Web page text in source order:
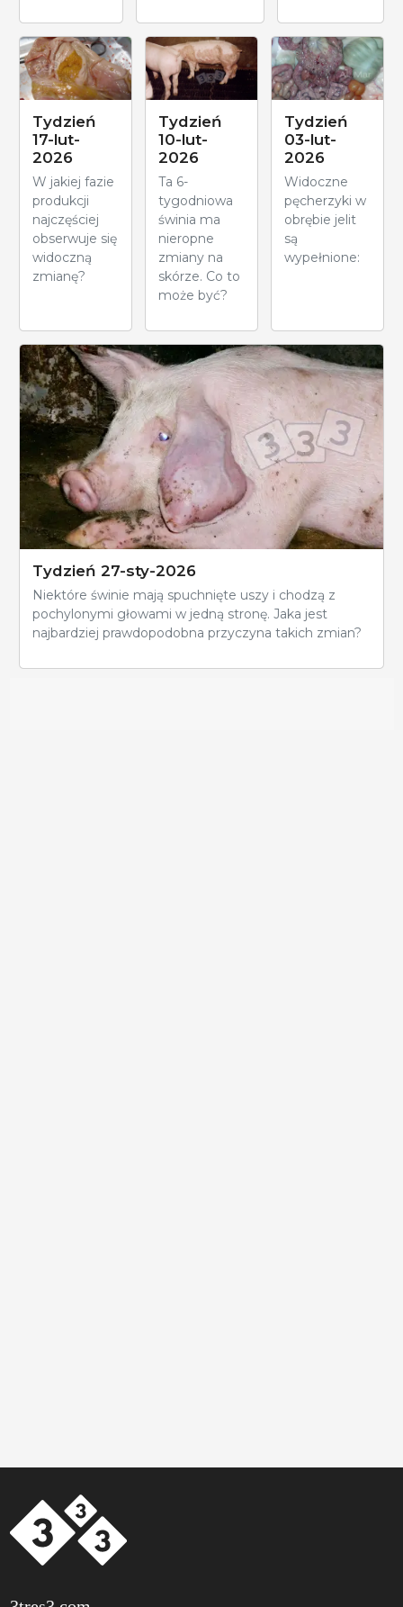
Tydzień
17-lut-
2026
W jakiej fazie
produkcji
najczęściej
obserwuje się
widoczną
zmianę?
Tydzień
10-lut-
2026
Ta 6-
tygodniowa
świnia ma
nieropne
zmiany na
skórze. Co to
może być?
Tydzień
03-lut-
2026
Widoczne
pęcherzyki w
obrębie jelit
są
wypełnione:
Tydzień 27-sty-2026
Niektóre świnie mają spuchnięte uszy i chodzą z
pochylonymi głowami w jedną stronę. Jaka jest
najbardziej prawdopodobna przyczyna takich zmian?